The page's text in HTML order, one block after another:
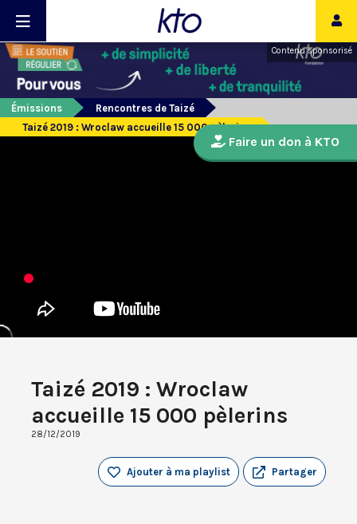
Contenu sponsorisé
Émissions
Rencontres de Taizé
Taizé 2019 : Wroclaw accueille 15 000 pèlerins
Taizé 2019 : Wroclaw
accueille 15 000 pèlerins
28/12/2019
Partager
Ajouter à ma playlist
Faire un don à KTO